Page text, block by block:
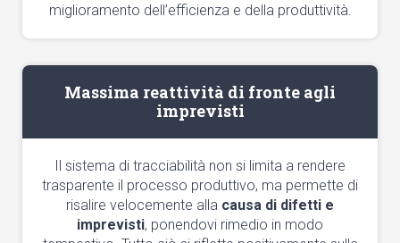
miglioramento dell’efficienza e della produttività.
Massima reattività di fronte agli
imprevisti
Il sistema di tracciabilità non si limita a rendere
trasparente il processo produttivo, ma permette di
risalire velocemente alla causa di difetti e
imprevisti, ponendovi rimedio in modo